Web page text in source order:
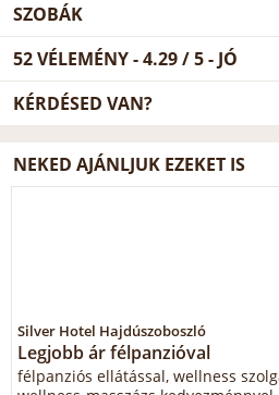
SZOBÁK
52VÉLEMÉNY -4.29/5- JÓ
KÉRDÉSED VAN?
NEKED AJÁNLJUK EZEKET IS
Silver Hotel Hajdúszoboszló
Legjobb ár félpanzióval
félpanziós ellátással, wellness